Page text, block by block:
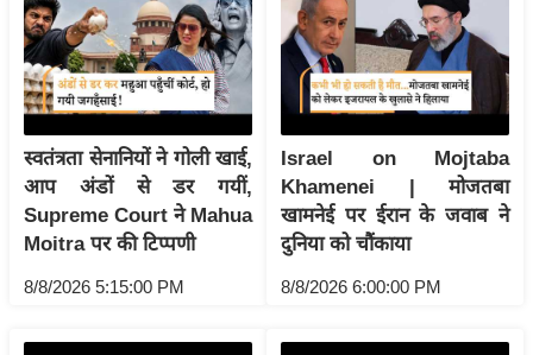
मि
सा
ल
बे
मि
सा
ल
स्वतंत्रता सेनानियों ने गोली खाई,
आप अंडों से डर गयीं,
Supreme Court ने Mahua
Moitra पर की टिप्पणी
8/8/2026 5:15:00 PM
Israel on Mojtaba
Khamenei | मोजतबा
खामनेई पर ईरान के जवाब ने
दुनिया को चौंकाया
8/8/2026 6:00:00 PM